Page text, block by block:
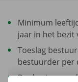
Minimum
jaar in het bezit
Toeslag
bestuurder per
Per huring